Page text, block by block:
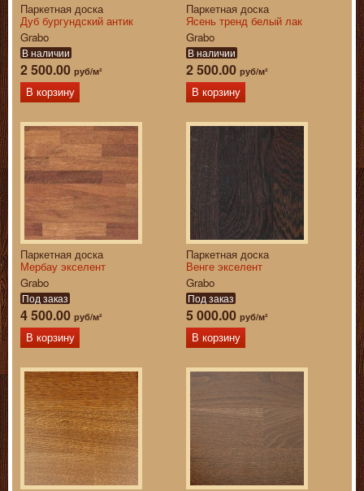
Паркетная доска
Дуб бургундский антик
Grabo
В наличии
2 500.00 руб/м²
В корзину
Паркетная доска
Ясень тренд белый лак
Grabo
В наличии
2 500.00 руб/м²
В корзину
Паркетная доска
Мербау экселент
Grabo
Под заказ
4 500.00 руб/м²
В корзину
Паркетная доска
Венге экселент
Grabo
Под заказ
5 000.00 руб/м²
В корзину